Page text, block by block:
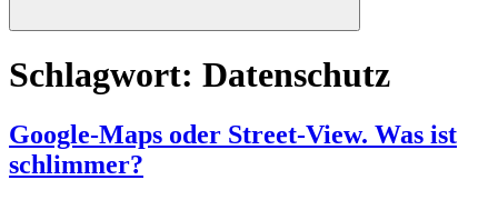
Suchen
Schlagwort: Datenschutz
Google-Maps oder Street-View. Was ist
schlimmer?